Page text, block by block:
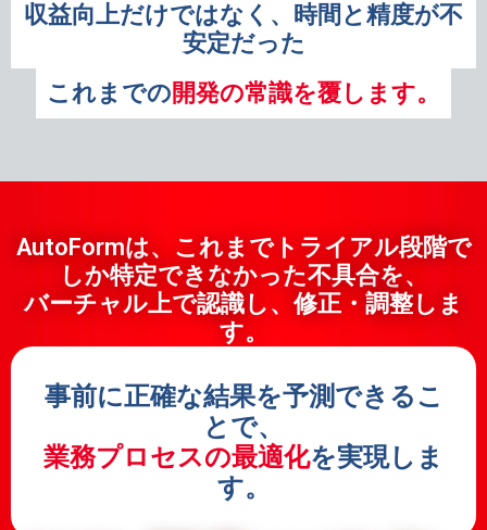
収益向上だけではなく、時間と精度が不
安定だった
これまでの開発の常識を覆します。
AutoFormは、これまでトライアル段階で
しか特定できなかった不具合を、
バーチャル上で認識し、修正・調整しま
す。
事前に正確な結果を予測できるこ
とで、
業務プロセスの最適化を実現しま
す。